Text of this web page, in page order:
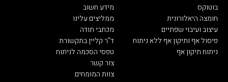
בוטוקס
חומצה היאלורונית
עיצוב ועיבוי שפתיים
פיסול אף ותיקון אף ללא ניתוח
ניתוח תיקון אף
מידע חשוב
ממליצים עלינו
מכתבי תודה
ד"ר קליין בתקשורת
טפסי הסכמה לניתוח
צור קשר
צוות המומחים